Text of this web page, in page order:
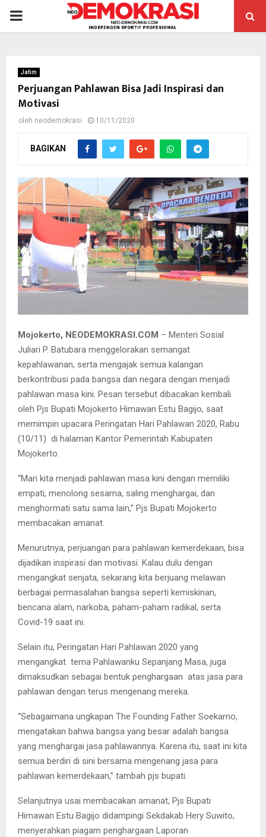
PRIMARY
Jatim
Perjuangan Pahlawan Bisa Jadi Inspirasi dan
Motivasi
oleh neodemokrasi 10/11/2020
BAGIKAN
Upacara Peringatan Hari Pahlawan di halaman Kantor Pemkab
Mojokerto, NEODEMOKRASI.COM – Menteri Sosial
Juliari P. Batubara menggelorakan semangat
kepahlawanan, serta mengajak semua kalangan
berkontribusi pada bangsa dan negara dengan menjadi
pahlawan masa kini. Pesan tersebut dibacakan kembali
oleh Pjs Bupati Mojokerto Himawan Estu Bagijo, saat
memimpin upacara Peringatan Hari Pahlawan 2020, Rabu
(10/11) di halaman Kantor Pemerintah Kabupaten
Mojokerto.
“Mari kita menjadi pahlawan masa kini dengan memiliki
empati, menolong sesama, saling menghargai, dan
menghormati satu sama lain,” Pjs Bupati Mojokerto
membacakan amanat.
Menurutnya, perjuangan para pahlawan kemerdekaan, bisa
dijadikan inspirasi dan motivasi. Kalau dulu dengan
mengangkat senjata, sekarang kita berjuang melawan
berbagai permasalahan bangsa seperti kemiskinan,
bencana alam, narkoba, paham-paham radikal, serta
Covid-19 saat ini.
Selain itu, Peringatan Hari Pahlawan 2020 yang
mengangkat tema Pahlawanku Sepanjang Masa, juga
dimaksudkan sebagai bentuk penghargaan atas jasa para
pahlawan dengan terus mengenang mereka.
“Sebagaimana ungkapan The Founding Father Soekarno,
mengatakan bahwa bangsa yang besar adalah bangsa
yang menghargai jasa pahlawannya. Karena itu, saat ini kita
semua berdiri di sini bersama mengenang jasa para
pahlawan kemerdekaan,” tambah pjs bupati.
Selanjutnya usai membacakan amanat, Pjs Bupati
Himawan Estu Bagijo didampingi Sekdakab Hery Suwito,
menyerahkan piagam penghargaan Laporan